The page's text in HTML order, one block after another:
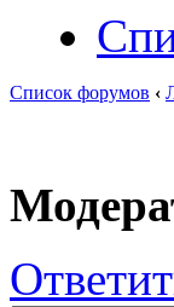
Список форумов ‹